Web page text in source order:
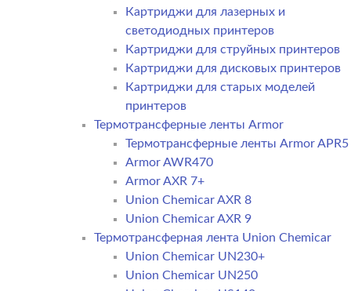
Картриджи для лазерных и
светодиодных принтеров
Картриджи для струйных принтеров
Картриджи для дисковых принтеров
Картриджи для старых моделей
принтеров
Термотрансферные ленты Armor
Термотрансферные ленты Armor APR5
Armor AWR470
Armor AXR 7+
Union Chemicar AXR 8
Union Chemicar AXR 9
Термотрансферная лента Union Chemicar
Union Chemicar UN230+
Union Chemicar UN250